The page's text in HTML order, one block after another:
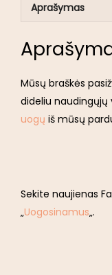
Aprašymas
Mūsų braškės
dideliu naudingųjų
uogų iš mūsų
Sekite naujienas
„Uogosinamus„.